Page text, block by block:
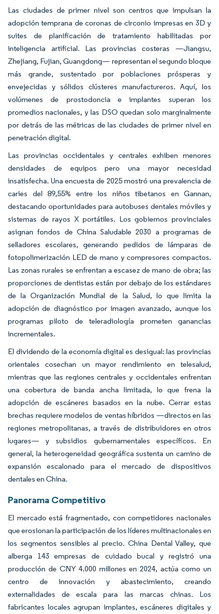
Las ciudades de primer nivel son centros que impulsan la
adopción temprana de coronas de circonio impresas en 3D y
suites de planificación de tratamiento habilitadas por
inteligencia artificial. Las provincias costeras —Jiangsu,
Zhejiang, Fujian, Guangdong— representan el segundo bloque
más grande, sustentado por poblaciones prósperas y
envejecidas y sólidos clústeres manufactureros. Aquí, los
volúmenes de prostodoncia e implantes superan los
promedios nacionales, y las DSO quedan solo marginalmente
por detrás de las métricas de las ciudades de primer nivel en
penetración digital.
Las provincias occidentales y centrales exhiben menores
densidades de equipos pero una mayor necesidad
insatisfecha. Una encuesta de 2025 mostró una prevalencia de
caries del 89,55% entre los niños tibetanos en Gannan,
destacando oportunidades para autobuses dentales móviles y
sistemas de rayos X portátiles. Los gobiernos provinciales
asignan fondos de China Saludable 2030 a programas de
selladores escolares, generando pedidos de lámparas de
fotopolimerización LED de mano y compresores compactos.
Las zonas rurales se enfrentan a escasez de mano de obra; las
proporciones de dentistas están por debajo de los estándares
de la Organización Mundial de la Salud, lo que limita la
adopción de diagnóstico por imagen avanzado, aunque los
programas piloto de teleradiología prometen ganancias
incrementales.
El dividendo de la economía digital es desigual: las provincias
orientales cosechan un mayor rendimiento en telesalud,
mientras que las regiones centrales y occidentales enfrentan
una cobertura de banda ancha limitada, lo que frena la
adopción de escáneres basados en la nube. Cerrar estas
brechas requiere modelos de ventas híbridos —directos en las
regiones metropolitanas, a través de distribuidores en otros
lugares— y subsidios gubernamentales específicos. En
general, la heterogeneidad geográfica sustenta un camino de
expansión escalonado para el mercado de dispositivos
dentales en China.
Panorama Competitivo
El mercado está fragmentado, con competidores nacionales
que erosionan la participación de los líderes multinacionales en
los segmentos sensibles al precio. China Dental Valley, que
alberga 143 empresas de cuidado bucal y registró una
producción de CNY 4.000 millones en 2024, actúa como un
centro de innovación y abastecimiento, creando
externalidades de escala para las marcas chinas. Los
fabricantes locales agrupan implantes, escáneres digitales y